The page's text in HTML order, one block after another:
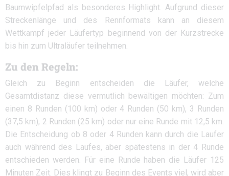
Baumwipfelpfad als besonderes Highlight. Aufgrund dieser
Streckenlänge und des Rennformats kann an diesem
Wettkampf jeder Läufertyp beginnend von der Kurzstrecke
bis hin zum Ultraläufer teilnehmen.
Zu den Regeln:
Gleich zu Beginn entscheiden die Läufer, welche
Gesamtdistanz diese vermutlich bewältigen möchten: Zum
einen 8 Runden (100 km) oder 4 Runden (50 km), 3 Runden
(37,5 km), 2 Runden (25 km) oder nur eine Runde mit 12,5 km.
Die Entscheidung ob 8 oder 4 Runden kann durch die Laufer
auch während des Laufes, aber spätestens in der 4 Runde
entschieden werden. Für eine Runde haben die Läufer 125
Minuten Zeit. Dies klingt zu Beginn des Events viel, wird aber